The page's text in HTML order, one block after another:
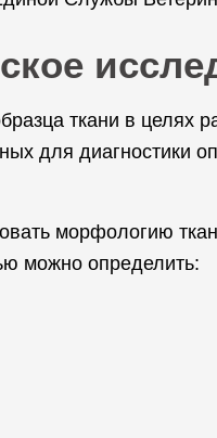
ткани в целях
для диагностики
морфологию
можно определить: